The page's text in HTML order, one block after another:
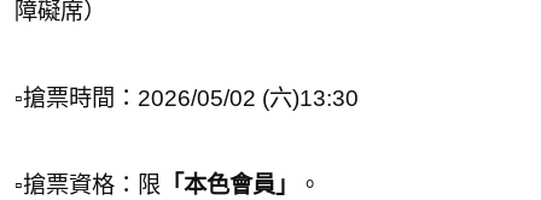
障礙席）
▫️搶票時間：2026/05/02 (六)13:30
▫️搶票資格：限 「本色會員」 。